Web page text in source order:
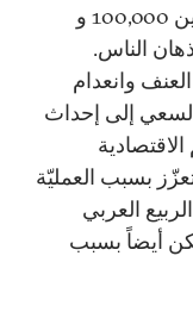
التسعينيات، والتي أدّت إلى مقتل ما بين 100,000 و
الناس.
وانعدام
السعي إلى إحداث
بسبب العمليّة
العربي
أيضاً بسبب